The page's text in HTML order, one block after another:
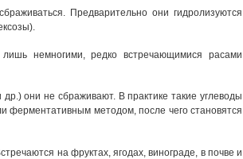
Предварительно они гидролизуются
немногими, редко встречающимися расами
они не сбраживают. В практике такие углеводы
ферментативным методом, после чего становятся
на фруктах, ягодах, винограде, в почве и